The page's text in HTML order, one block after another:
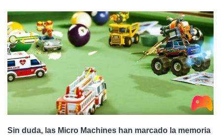
Sin duda, las Micro Machines han marcado la memoria